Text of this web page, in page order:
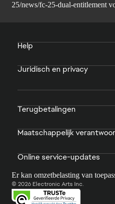
25/news/fc-25-dual-entitlement
Help
Juridisch en privacy
Terugbetalingen
Maatschappelijk
Online service-updates
Er kan omzetbelasting van
© 2026 Electronic Arts Inc.